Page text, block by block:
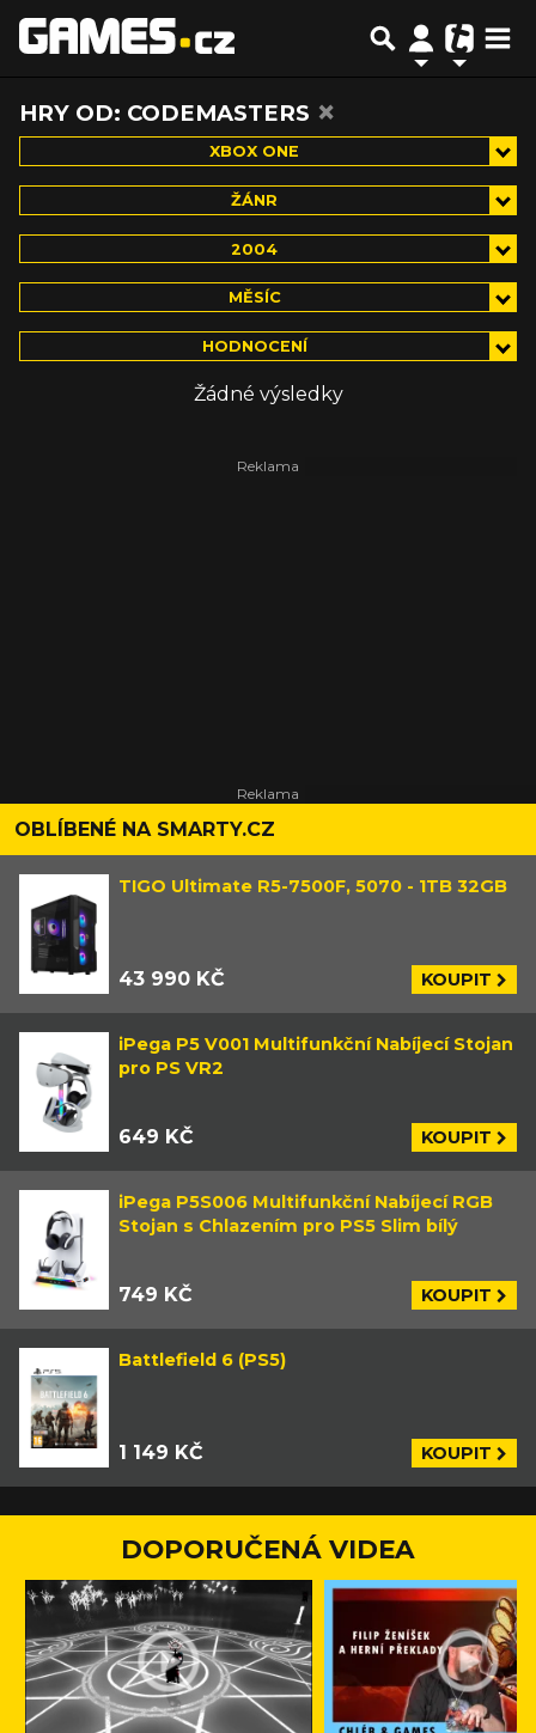
HRY OD: CODEMASTERS ×
XBOX ONE
ŽÁNR
2004
MĚSÍC
HODNOCENÍ
Žádné výsledky
OBLÍBENÉ NA SMARTY.CZ
TIGO Ultimate R5-7500F, 5070 - 1TB 32GB
43 990 KČ KOUPIT
iPega P5 V001 Multifunkční Nabíjecí Stojan
pro PS VR2
649 KČ KOUPIT
iPega P5S006 Multifunkční Nabíjecí RGB
Stojan s Chlazením pro PS5 Slim bílý
749 KČ KOUPIT
Battlefield 6 (PS5)
1 149 KČ KOUPIT
DOPORUČENÁ VIDEA